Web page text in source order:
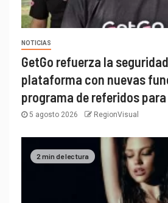
NOTICIAS
GetGo refuerza la
plataforma con nuevas
programa de referidos
5 agosto 2026 RegionVisual
2 min de lectura